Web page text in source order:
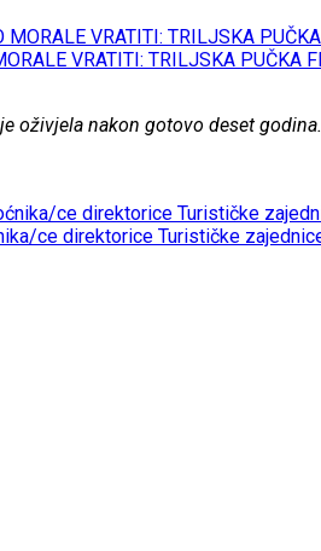
VRATITI: TRILJSKA PUČKA
oživjela nakon gotovo deset
ce direktorice Turističke